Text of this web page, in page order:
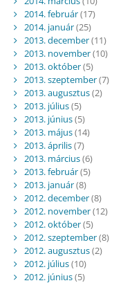
2014. február(17)
2014. január(25)
2013. december(11)
2013. november(10)
2013. október(5)
2013. szeptember(7)
2013. augusztus(2)
2013. július(5)
2013. június(5)
2013. május(14)
2013. április(7)
2013. március(6)
2013. február(5)
2013. január(8)
2012. december(8)
2012. november(12)
2012. október(5)
2012. szeptember(8)
2012. augusztus(2)
2012. július(10)
2012. június(5)